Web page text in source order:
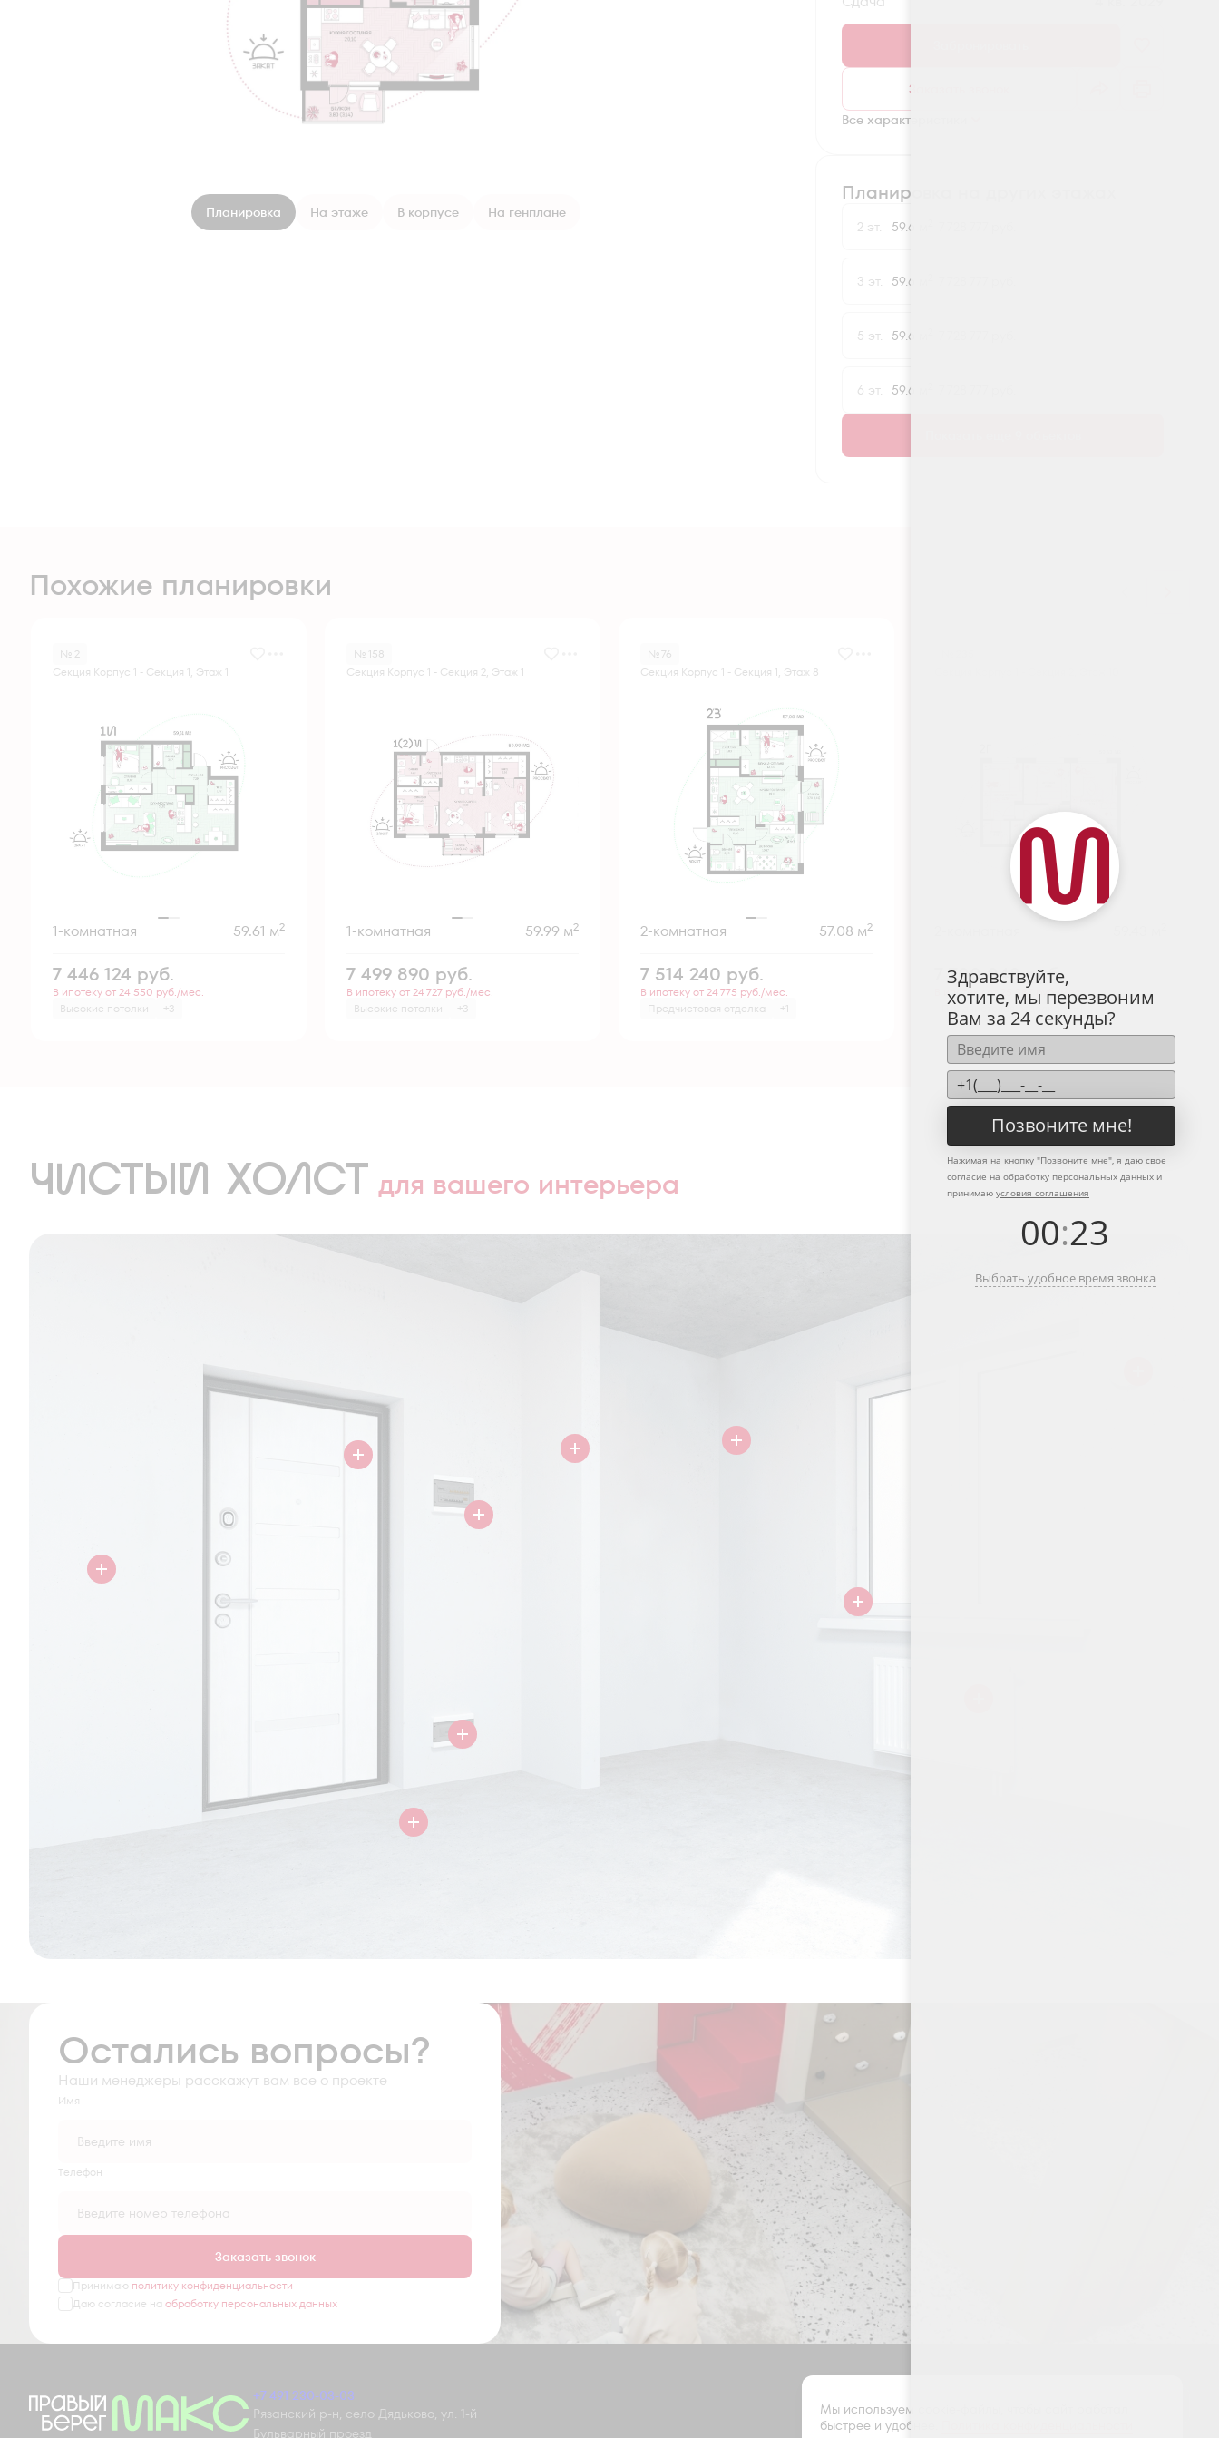
Планировка На этаже В корпусе На генплане
Заказать звонок
Все характеристики
Планировка на других этажах
2 эт. 59.6 м
3 эт. 59.6 м
5 эт. 59.6 м
6 эт. 59.6 м
Похожие планировки
№ 2
Секция Корпус 1 - Секция 1, Этаж 1
1-комнатная 59.61 м2
7 446 124 руб.
В ипотеку от 24 550 руб./мес.
Высокие потолки
+3
№ 158
Секция Корпус 1 - Секция 2, Этаж 1
1-комнатная 59.99 м2
7 499 890 руб.
В ипотеку от 24 727 руб./мес.
Высокие потолки
+3
№ 76
Секция Корпус 1 - Секция 1, Этаж 8
2-комнатная 57.08 м2
7 514 240 руб.
В ипотеку от 24 775 руб./мес.
Предчистовая отделка
+1
7 700 048руб.
В ипотеку от 25 387 руб./мес.
Предчистовая отделка
+1
ЧИСТЫЙ ХОЛСТ для вашего интерьера
Остались вопросы?
Наши менеджеры расскажут вам все о проекте
Имя
Tелефон
Заказать звонок
Принимаю политику конфиденциальности
Даю согласие на обработку персональных данных
+7 491 230-03-03
Рязанский р-н, село Дядьково, ул. 1-й
Бульварный проезд
Здравствуйте,
хотите, мы перезвоним
Вам за 24 секунды?
Позвоните мне!
Нажимая на кнопку "Позвоните мне", я даю свое
согласие на обработку персональных данных и
принимаю условия соглашения
00:23
Выбрать удобное время звонка
Мы используем cookie-файлы, чтобы сайт работал
быстрее и удобнее.